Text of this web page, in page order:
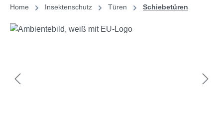
Home Insektenschutz Türen Schiebetüren
Bildergalerie überspringen